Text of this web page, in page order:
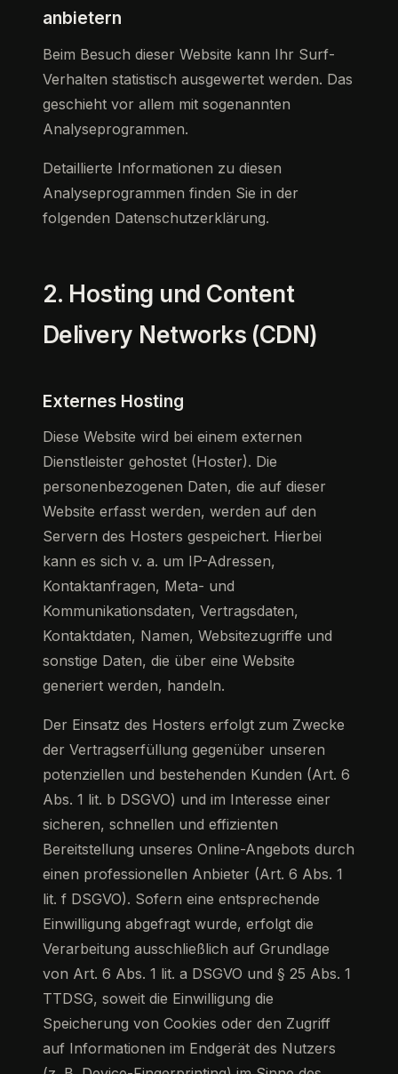
anbietern
Beim Besuch dieser Website kann Ihr Surf-
Verhalten statistisch ausgewertet werden. Das
geschieht vor allem mit sogenannten
Analyseprogrammen.
Detaillierte Informationen zu diesen
Analyseprogrammen finden Sie in der
folgenden Datenschutzerklärung.
2. Hosting und Content
Delivery Networks (CDN)
Externes Hosting
Diese Website wird bei einem externen
Dienstleister gehostet (Hoster). Die
personenbezogenen Daten, die auf dieser
Website erfasst werden, werden auf den
Servern des Hosters gespeichert. Hierbei
kann es sich v. a. um IP-Adressen,
Kontaktanfragen, Meta- und
Kommunikationsdaten, Vertragsdaten,
Kontaktdaten, Namen, Websitezugriffe und
sonstige Daten, die über eine Website
generiert werden, handeln.
Der Einsatz des Hosters erfolgt zum Zwecke
der Vertragserfüllung gegenüber unseren
potenziellen und bestehenden Kunden (Art. 6
Abs. 1 lit. b DSGVO) und im Interesse einer
sicheren, schnellen und effizienten
Bereitstellung unseres Online-Angebots durch
einen professionellen Anbieter (Art. 6 Abs. 1
lit. f DSGVO). Sofern eine entsprechende
Einwilligung abgefragt wurde, erfolgt die
Verarbeitung ausschließlich auf Grundlage
von Art. 6 Abs. 1 lit. a DSGVO und § 25 Abs. 1
TTDSG, soweit die Einwilligung die
Speicherung von Cookies oder den Zugriff
auf Informationen im Endgerät des Nutzers